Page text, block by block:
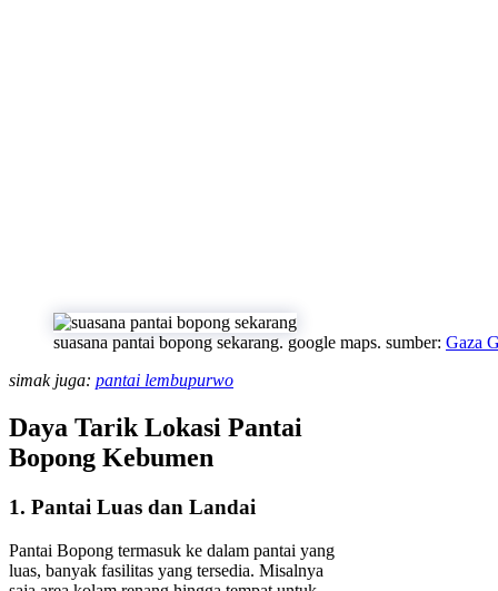
suasana pantai bopong sekarang. google maps. sumber: Gaza
simak juga: pantai lembupurwo
Daya Tarik Lokasi Pantai
Bopong Kebumen
1. Pantai Luas dan Landai
Pantai Bopong termasuk ke dalam pantai yang
luas, banyak fasilitas yang tersedia. Misalnya